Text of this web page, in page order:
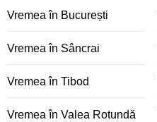
Vremea în București
Vremea în Sâncrai
Vremea în Tibod
Vremea în Valea Rotundă